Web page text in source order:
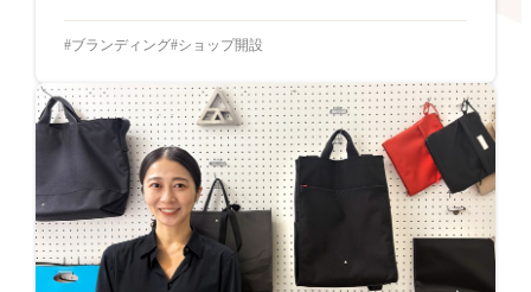
ブランディング ショップ開設